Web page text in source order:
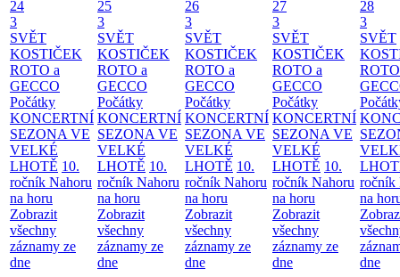
24
3
SVĚT
KOSTIČEK
ROTO a
GECCO
Počátky
KONCERTNÍ
SEZONA VE
VELKÉ
LHOTĚ 10.
ročník Nahoru
na horu
Zobrazit
všechny
záznamy ze
dne
25
3
SVĚT
KOSTIČEK
ROTO a
GECCO
Počátky
KONCERTNÍ
SEZONA VE
VELKÉ
LHOTĚ 10.
ročník Nahoru
na horu
Zobrazit
všechny
záznamy ze
dne
26
3
SVĚT
KOSTIČEK
ROTO a
GECCO
Počátky
KONCERTNÍ
SEZONA VE
VELKÉ
LHOTĚ 10.
ročník Nahoru
na horu
Zobrazit
všechny
záznamy ze
dne
27
3
SVĚT
KOSTIČEK
ROTO a
GECCO
Počátky
KONCERTNÍ
SEZONA VE
VELKÉ
LHOTĚ 10.
ročník Nahoru
na horu
Zobrazit
všechny
záznamy ze
dne
28
3
SVĚT
ročník
na
dne